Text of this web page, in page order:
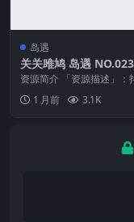
岛遇
关关雎鸠 岛遇
新至：2026.6.18
资源简介 「资源描述」：
关雎鸠 岛遇 NO.023期 【
最新至...
1 月前 3.1K